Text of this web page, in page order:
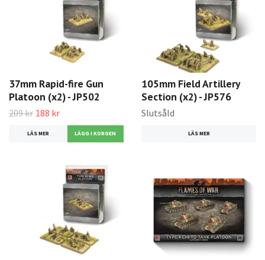
37mm Rapid-fire Gun
Platoon (x2) - JP502
209 kr 188 kr
LÄS MER
105mm Field Artillery
Section (x2) - JP576
Slutsåld
LÄS MER